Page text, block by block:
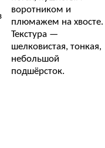
воротником и
плюмажем на хвосте.
Текстура —
шелковистая, тонкая,
небольшой
подшёрсток.